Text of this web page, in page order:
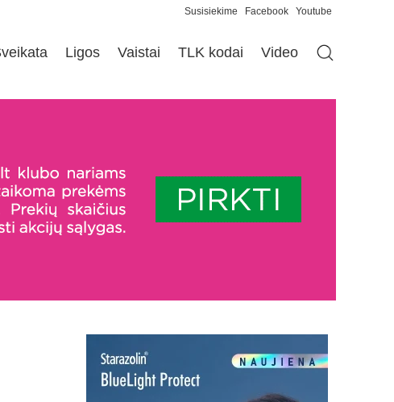
Susisiekime Facebook Youtube
Ligos Vaistai TLK kodai Video